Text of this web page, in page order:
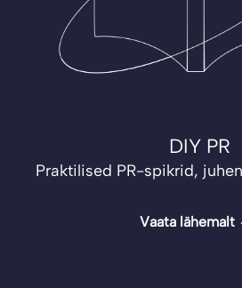
DIY PR
Praktilised PR-spikrid,
Vaata lähemalt